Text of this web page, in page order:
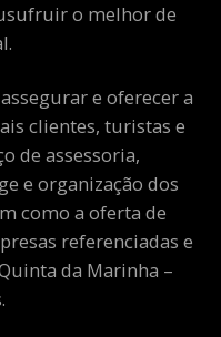
o melhor de
assegurar e oferecer a
clientes, turistas e
de assessoria,
e organização dos
como a oferta de
referenciadas e
da Marinha –